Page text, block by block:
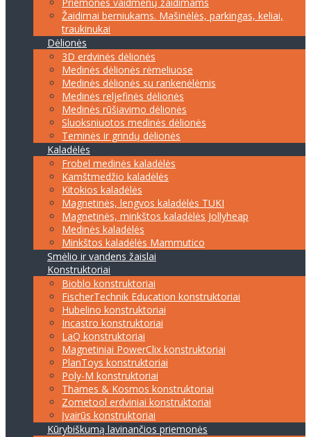
Žaidimai berniukams. Mašinėlės, parkingas, keliai,
traukinukai
Dėlionės
3D erdvinės dėlionės
Medinės dėlionės rėmeliuose
Medinės dėlionės su rankenėlėmis
Medinės reljefinės dėlionės
Medinės rūšiavimo dėlionės
Sluoksniuotos medinės dėlionės
Teminės ir grindų dėlionės
Kaladėlės
Frobel medinės kaladėlės
Kamštmedžio kaladėlės
Kitokios kaladėlės
Magnetinės, lengvos kaladėlės TUKI
Magnetinės, minkštos kaladėlės Jollyheap
Medinės kaladėlės
Minkštos kaladėlės Mammutico
Smėlio ir vandens žaislai
Konstruktoriai
Bioblo konstruktoriai
FischerTechnik Education konstruktoriai
Hubelino konstruktoriai
Incastro konstruktoriai
LaQ konstruktoriai
Magnetiniai PowerClix konstruktoriai
PlanToys konstruktoriai
Poly-M konstruktoriai
Thames & Kosmos konstruktoriai
Zometool erdviniai konstruktoriai
Įvairūs konstruktoriai
Kūrybiškumą lavinančios priemonės